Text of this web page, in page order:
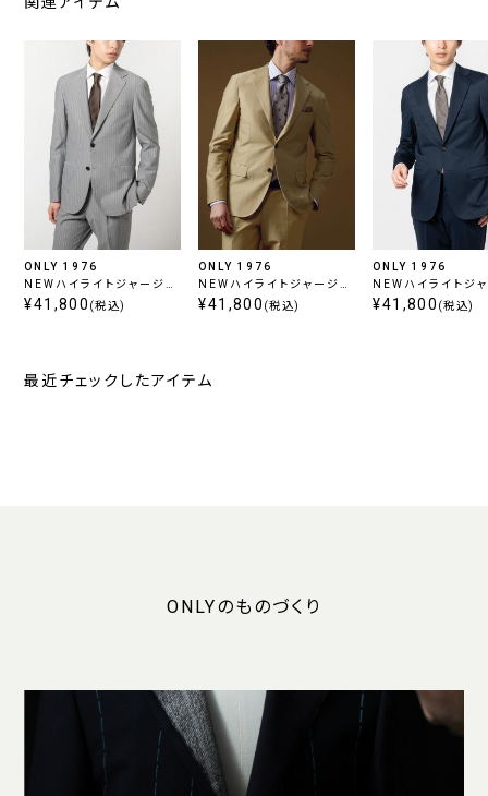
ONLY 1976
NEWハイライトジャージー
/ ライトグレーストライプ
¥41,800 (税込)
ONLY 1976
NEWハイライトジャージー
/ ベージュ
¥41,800 (税込)
ONLY 1976
NEWハイライトジ
/ ネイビー
¥41,800 (税込)
最近チェックしたアイテム
ONLYのものづくり